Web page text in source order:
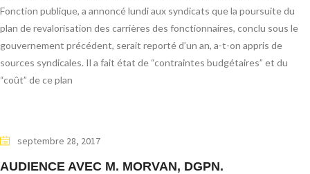
Fonction publique, a annoncé lundi aux syndicats que la poursuite du
plan de revalorisation des carrières des fonctionnaires, conclu sous le
gouvernement précédent, serait reporté d’un an, a-t-on appris de
sources syndicales. Il a fait état de “contraintes budgétaires” et du
“coût” de ce plan
septembre 28, 2017
AUDIENCE AVEC M. MORVAN, DGPN.